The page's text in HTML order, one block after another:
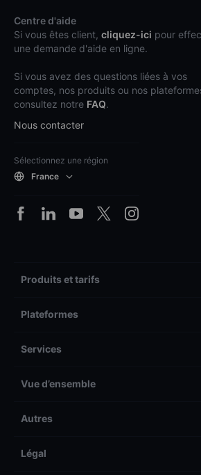
Centre d'aide
Si vous êtes client, cliquez-ici pour
une demande d'aide en ligne.
Si vous avez des questions liées à vos
comptes, nos produits ou nos
consultez notre FAQ.
Nous contacter
Sélectionnez une région
France
Produits et tarifs
Plateformes
Services
Vue d’ensemble
Autres
Légal